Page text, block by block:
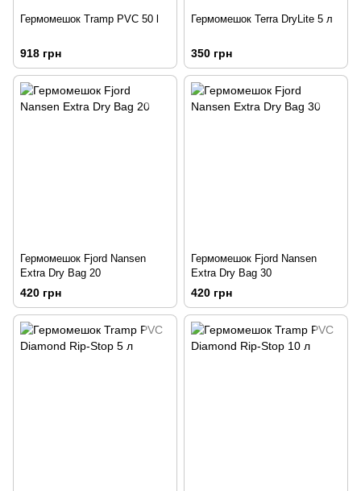
Гермомешок Tramp PVC 50 l
918 грн
Гермомешок Terra DryLite 5 л
350 грн
Гермомешок Fjord Nansen
Extra Dry Bag 20
420 грн
Гермомешок Fjord Nansen
Extra Dry Bag 30
420 грн